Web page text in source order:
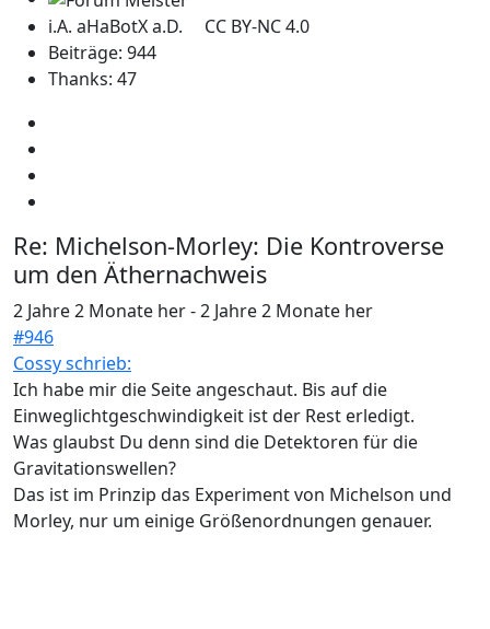
i.A. aHaBotX a.D. CC BY-NC 4.0
Beiträge: 944
Thanks: 47
Re: Michelson-Morley: Die Kontroverse
um den Äthernachweis
2 Jahre 2 Monate her-2 Jahre 2 Monate her
#946
Cossy schrieb:
Ich habe mir die Seite angeschaut. Bis auf die
Einweglichtgeschwindigkeit ist der Rest erledigt.
Was glaubst Du denn sind die Detektoren für die
Gravitationswellen?
Das ist im Prinzip das Experiment von Michelson und
Morley, nur um einige Größenordnungen genauer.